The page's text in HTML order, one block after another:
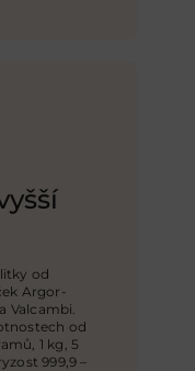
od
Argor-
Valcambi.
od
1 kg, 5
999,9 –